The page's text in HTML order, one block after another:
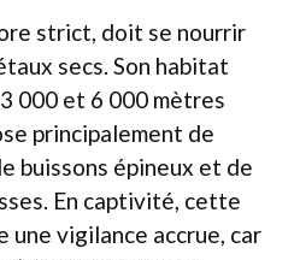
strict, doit se nourrir
secs. Son habitat
000 et 6 000 mètres
principalement de
buissons épineux et de
En captivité, cette
vigilance accrue, car